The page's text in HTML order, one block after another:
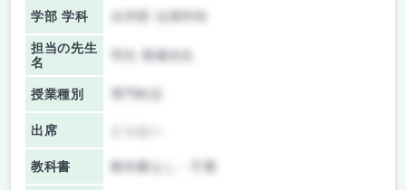
学部 学科
担当の先生
名
羽生 香織先生
授業種別
出席
教科書 教科書なし・不要